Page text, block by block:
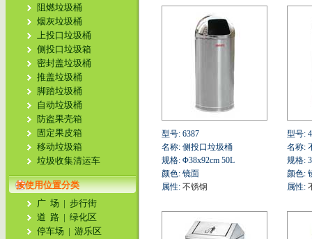
阻燃垃圾桶
烟灰垃圾桶
上投口垃圾桶
侧投口垃圾箱
密封盖垃圾桶
推盖垃圾桶
脚踏垃圾桶
自动垃圾桶
防盗果壳箱
固定果皮箱
移动垃圾箱
垃圾收集清运车
按使用位置分类
广 场 | 步行街
道 路 | 绿化区
停车场 | 游乐区
型号: 6387
名称: 侧投口垃圾桶
规格: Φ38x92cm 50L
颜色: 镜面
属性: 不锈钢
型号:
名称:
规格:
颜色:
属性: